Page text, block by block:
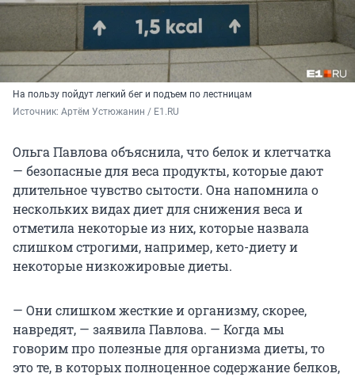
На пользу пойдут легкий бег и подъем по лестницам
Источник: Артём Устюжанин / E1.RU
Ольга Павлова объяснила, что белок и клетчатка
— безопасные для веса продукты, которые дают
длительное чувство сытости. Она напомнила о
нескольких видах диет для снижения веса и
отметила некоторые из них, которые назвала
слишком строгими, например, кето-диету и
некоторые низкожировые диеты.
— Они слишком жесткие и организму, скорее,
навредят, — заявила Павлова. — Когда мы
говорим про полезные для организма диеты, то
это те, в которых полноценное содержание белков,